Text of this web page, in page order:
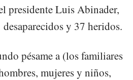
presidente Luis Abinader,
y 37 heridos.
pésame a (los familiares
mujeres y niños,